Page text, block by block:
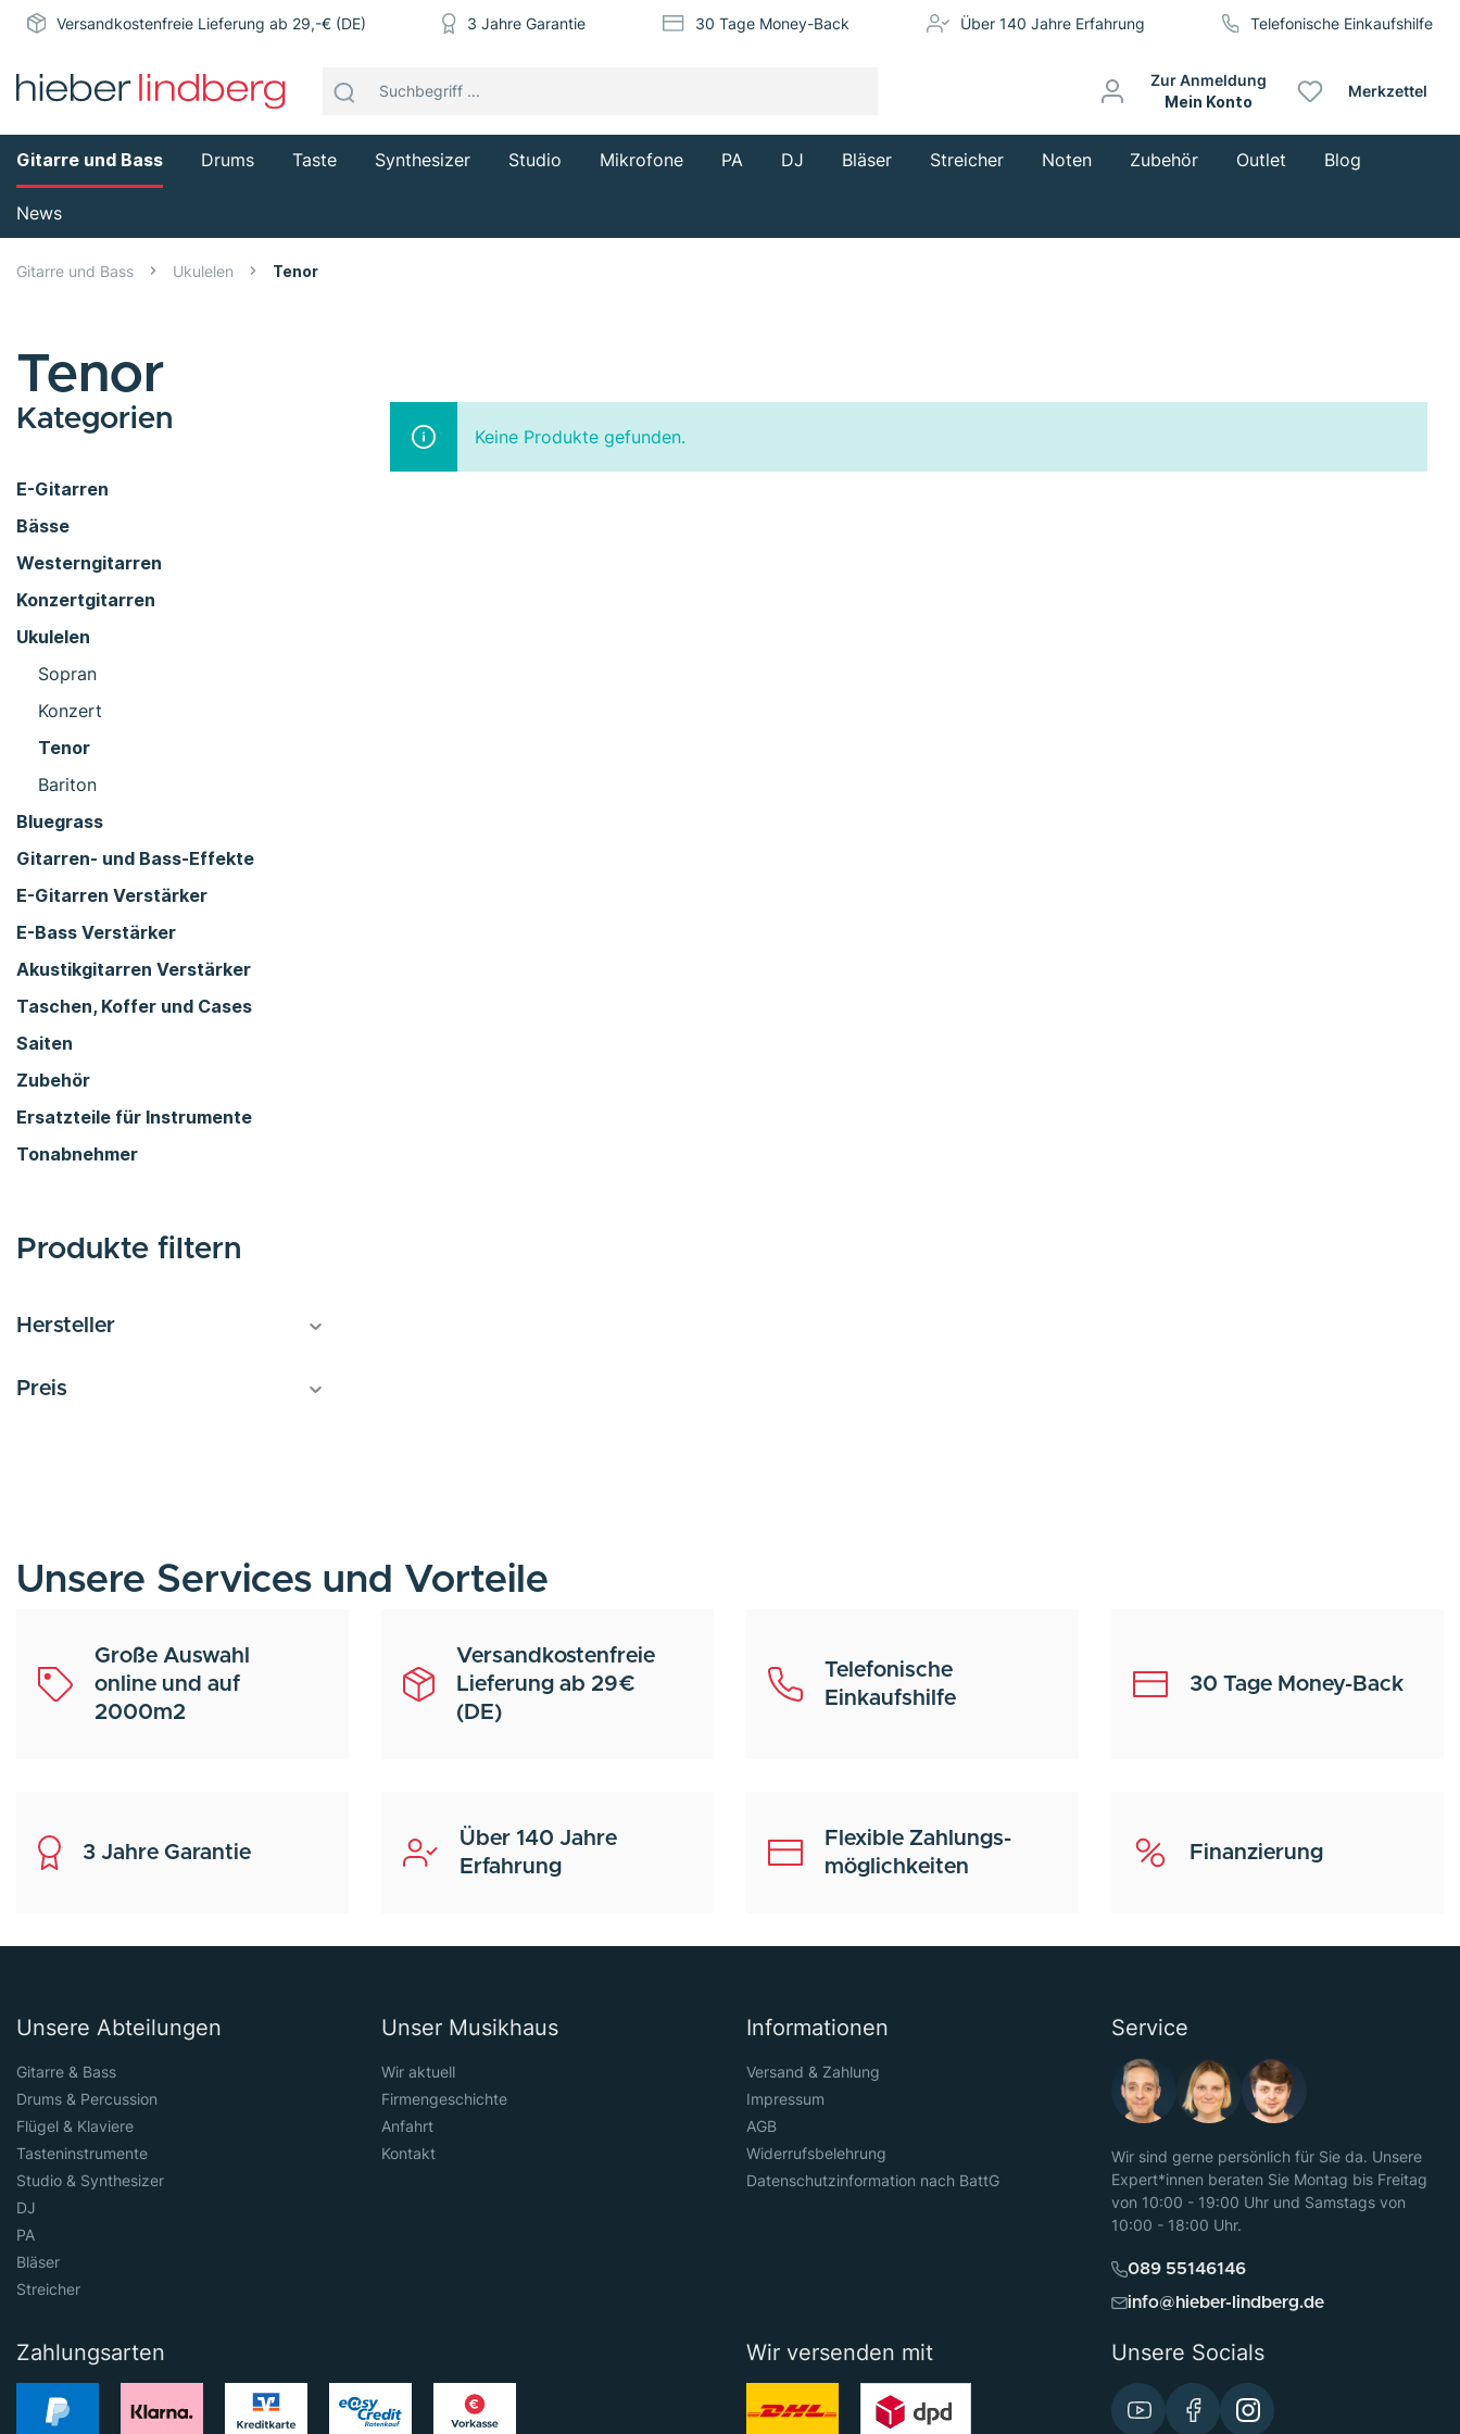
Versandkostenfreie Lieferung ab 29,-€ (DE) 3 Jahre Garantie 30 Tage Money-Back Über 140 Jahre Erfahrung Telefonische Einkaufshilfe
Zur Anmeldung
Mein Konto
Merkzettel
Gitarre und Bass Drums Taste Synthesizer Studio Mikrofone PA DJ Bläser Streicher Noten Zubehör Outlet Blog
News
Gitarre und Bass Ukulelen Tenor
Tenor
Kategorien
E-Gitarren
Bässe
Westerngitarren
Konzertgitarren
Ukulelen
Sopran
Konzert
Tenor
Bariton
Bluegrass
Gitarren- und Bass-Effekte
E-Gitarren Verstärker
E-Bass Verstärker
Akustikgitarren Verstärker
Taschen, Koffer und Cases
Saiten
Zubehör
Ersatzteile für Instrumente
Tonabnehmer
Produkte filtern
Hersteller
Preis
Keine Produkte gefunden.
Unsere Services und Vorteile
Große Auswahl
online und auf
2000m2
Versandkostenfreie
Lieferung ab 29€
(DE)
Telefonische
Einkaufshilfe
30 Tage Money-Back
3 Jahre Garantie
Über 140 Jahre
Erfahrung
Flexible Zahlungs-
möglichkeiten
Finanzierung
Unsere Abteilungen
Gitarre & Bass
Drums & Percussion
Flügel & Klaviere
Tasteninstrumente
Studio & Synthesizer
DJ
PA
Bläser
Streicher
Unser Musikhaus
Wir aktuell
Firmengeschichte
Anfahrt
Kontakt
Informationen
Versand & Zahlung
Impressum
AGB
Widerrufsbelehrung
Datenschutzinformation nach BattG
Service
Wir sind gerne persönlich für Sie da. Unsere
Expert*innen beraten Sie Montag bis Freitag
von 10:00 - 19:00 Uhr und Samstags von
10:00 - 18:00 Uhr.
089 55146146
info@hieber-lindberg.de
Zahlungsarten Wir versenden mit Unsere Socials